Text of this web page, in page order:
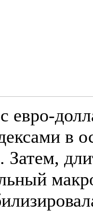
евро-
в
Затем,